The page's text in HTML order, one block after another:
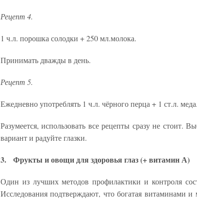
Рецепт 4.
1 ч.л. порошка солодки + 250 мл.молока.
Принимать дважды в день.
Рецепт 5.
Ежедневно употреблять 1 ч.л. чёрного перца + 1 ст.л. меда.
Разумеется, использовать все рецепты сразу не стоит.
вариант и радуйте глазки.
3. Фрукты и овощи для здоровья глаз (+ витамин А)
Один из лучших методов профилактики и контроля
Исследования подтверждают, что богатая витаминами